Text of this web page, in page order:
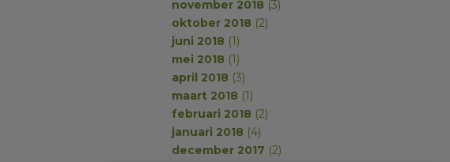
november 2018 (3)
oktober 2018 (2)
juni 2018 (1)
mei 2018 (1)
april 2018 (3)
maart 2018 (1)
februari 2018 (2)
januari 2018 (4)
december 2017 (2)